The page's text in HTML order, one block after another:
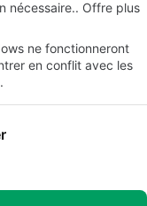
nécessaire.. Offre plus
ne fonctionneront
en conflit avec les